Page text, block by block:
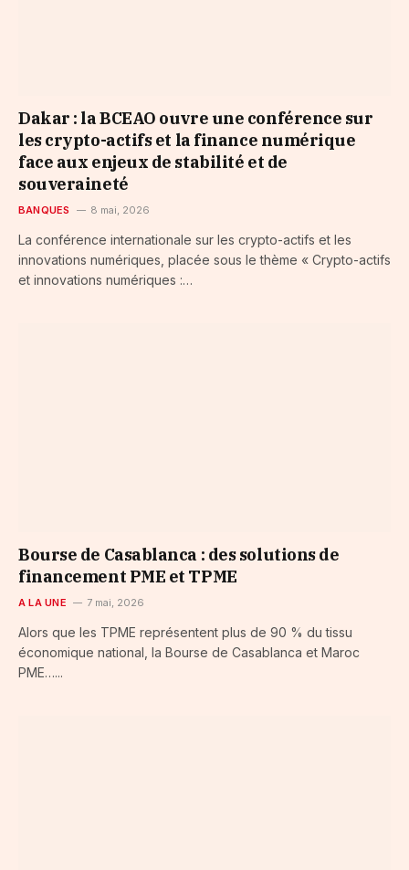
Dakar : la BCEAO ouvre une conférence sur
les crypto-actifs et la finance numérique
face aux enjeux de stabilité et de
souveraineté
BANQUES 8 mai, 2026
La conférence internationale sur les crypto-actifs et les
innovations numériques, placée sous le thème « Crypto-actifs
et innovations numériques :…
Bourse de Casablanca : des solutions de
financement PME et TPME
A LA UNE 7 mai, 2026
Alors que les TPME représentent plus de 90 % du tissu
économique national, la Bourse de Casablanca et Maroc
PME…...